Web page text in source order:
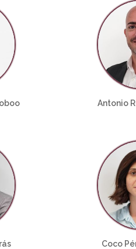
Antonio
Coco